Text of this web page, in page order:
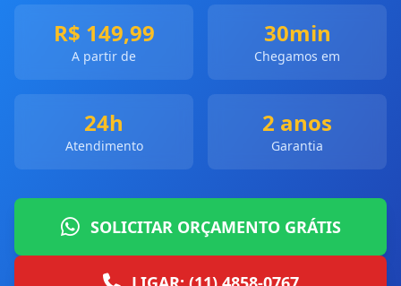
R$ 149,99
A partir de
30min
Chegamos em
24h
Atendimento
2 anos
Garantia
SOLICITAR ORÇAMENTO GRÁTIS